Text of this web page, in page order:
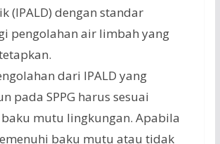
(IPALD) dengan standar
pengolahan air limbah yang
dari IPALD yang
pada SPPG harus sesuai
mutu lingkungan. Apabila
baku mutu atau tidak